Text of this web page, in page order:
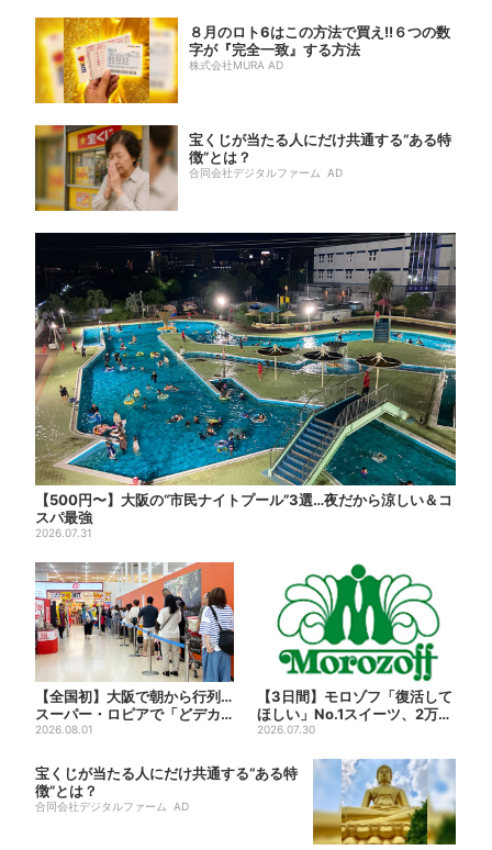
８月のロト6はこの方法で買え!!６つの数
字が『完全一致』する方法
株式会社MURA AD
宝くじが当たる人にだけ共通する“ある特
徴”とは？
合同会社デジタルファーム AD
【500円〜】大阪の“市民ナイトプール”3選…夜だから涼しい＆コ
スパ最強
2026.07.31
【全国初】大阪で朝から行列…
スーパー・ロピアで「どデカ
抽選会」、開始30分で“1...
2026.08.01
【3日間】モロゾフ「復活して
ほしい」No.1スイーツ、2万3
865票から選ばれた...
2026.07.30
宝くじが当たる人にだけ共通する“ある特
徴”とは？
合同会社デジタルファーム AD